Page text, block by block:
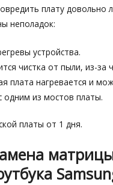
плату довольно
неполадок:
устройства.
чистка от пыли, из-за
плата нагревается и
одним из мостов платы.
платы от 1 дня.